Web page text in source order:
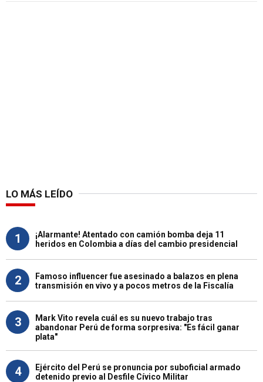
LO MÁS LEÍDO
1
¡Alarmante! Atentado con camión bomba deja 11
heridos en Colombia a días del cambio presidencial
2
Famoso influencer fue asesinado a balazos en plena
transmisión en vivo y a pocos metros de la Fiscalía
3
Mark Vito revela cuál es su nuevo trabajo tras
abandonar Perú de forma sorpresiva: "Es fácil ganar
plata"
4
Ejército del Perú se pronuncia por suboficial armado
detenido previo al Desfile Cívico Militar